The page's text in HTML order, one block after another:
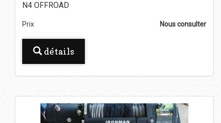
N4 OFFROAD
Prix Nous consulter
détails